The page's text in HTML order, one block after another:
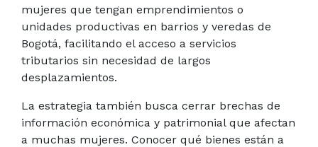
mujeres que tengan emprendimientos o
unidades productivas en barrios y veredas de
Bogotá, facilitando el acceso a servicios
tributarios sin necesidad de largos
desplazamientos.
La estrategia también busca cerrar brechas de
información económica y patrimonial que afectan
a muchas mujeres. Conocer qué bienes están a